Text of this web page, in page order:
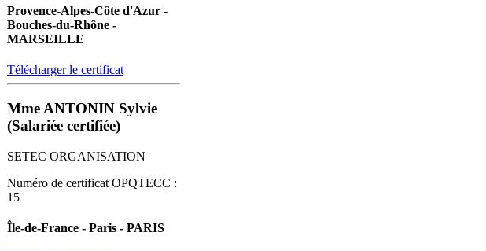
Provence-Alpes-Côte d'Azur -
Bouches-du-Rhône -
MARSEILLE
Télécharger le certificat
Mme ANTONIN Sylvie
(Salariée certifiée)
SETEC ORGANISATION
Numéro de certificat OPQTECC :
15
Île-de-France - Paris - PARIS